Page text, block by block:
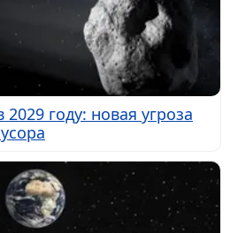
году: новая угроза